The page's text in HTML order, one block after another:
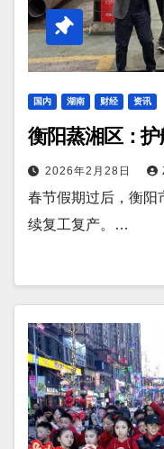
国内 湖南 财经 资讯
衡阳蒸湘区：
2026年2月28日
春节假期过后，衡阳
续复工复产。…